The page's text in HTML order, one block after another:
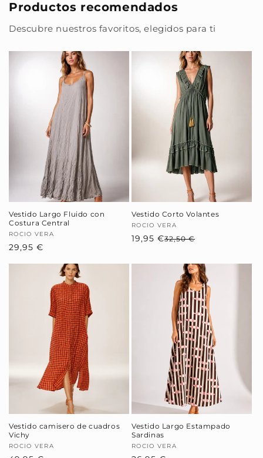
Productos recomendados
Descubre nuestros favoritos, elegidos para ti
Vestido Largo Fluido con
Costura Central
Proveedor:
ROCIO VERA
Precio
29,95 €
Vestido Corto Volantes
Proveedor:
ROCIO VERA
32,50 €
oferta
19,95 €
Vestido camisero de cuadros
Vichy
Proveedor:
ROCIO VERA
Vestido Largo Estampado
Sardinas
Proveedor:
ROCIO VERA